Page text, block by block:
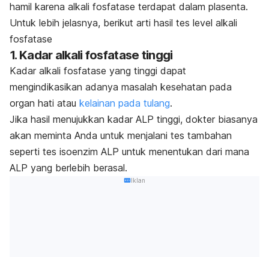
hamil karena alkali fosfatase terdapat dalam plasenta.
Untuk lebih jelasnya, berikut arti hasil tes level alkali
fosfatase
1. Kadar alkali fosfatase tinggi
Kadar alkali fosfatase yang tinggi dapat
mengindikasikan adanya masalah kesehatan pada
organ hati atau kelainan pada tulang.
Jika hasil menujukkan kadar ALP tinggi, dokter biasanya
akan meminta Anda untuk menjalani tes tambahan
seperti tes isoenzim ALP untuk menentukan dari mana
ALP yang berlebih berasal.
Iklan